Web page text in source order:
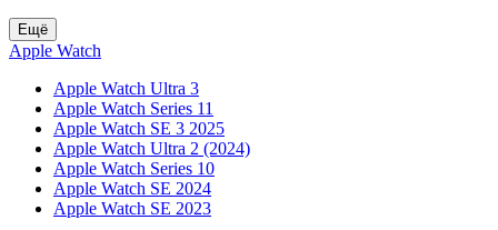
Ещё
Apple Watch
Apple Watch Ultra 3
Apple Watch Series 11
Apple Watch SE 3 2025
Apple Watch Ultra 2 (2024)
Apple Watch Series 10
Apple Watch SE 2024
Apple Watch SE 2023